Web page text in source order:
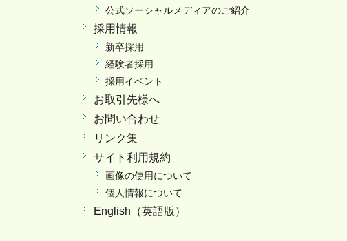
公式ソーシャルメディアのご紹介
採用情報
新卒採用
経験者採用
採用イベント
お取引先様へ
お問い合わせ
リンク集
サイト利用規約
画像の使用について
個人情報について
English（英語版）